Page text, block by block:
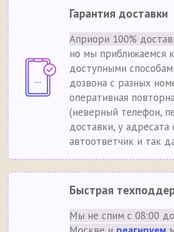
Гарантия доставки
Априори 100%
но мы приближаемся
доступными
дозвона с разных
оперативная
(неверный телефон,
доставки, у адресата
автоответчик и так
Быстрая
Мы не спим с 08:00